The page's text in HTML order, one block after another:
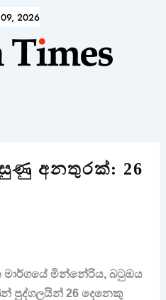
2026
අනතුරක්: 26
මාර්ගයේ මින්නේරිය, බටුඔය
පුද්ගලයින් 26 දෙනෙකු